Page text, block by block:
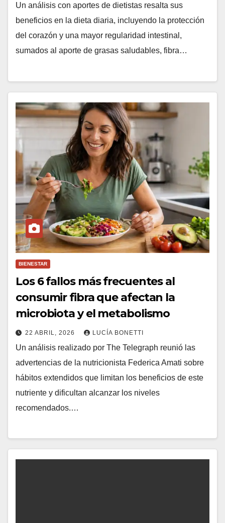
Un análisis con aportes de dietistas resalta sus
beneficios en la dieta diaria, incluyendo la protección
del corazón y una mayor regularidad intestinal,
sumados al aporte de grasas saludables, fibra…
BIENESTAR
Los 6 fallos más frecuentes al
consumir fibra que afectan la
microbiota y el metabolismo
22 ABRIL, 2026 LUCÍA BONETTI
Un análisis realizado por The Telegraph reunió las
advertencias de la nutricionista Federica Amati sobre
hábitos extendidos que limitan los beneficios de este
nutriente y dificultan alcanzar los niveles
recomendados.…